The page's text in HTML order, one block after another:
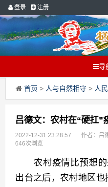
登录 注册
导
首页 > 人与自然相守 > 人
吕德文：农村在“硬扛”
2022-12-31 23:28:57 作者：吕
646次浏览
农村疫情比预想的
出台之后，农村地区